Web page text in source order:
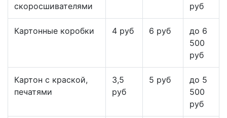
скоросшивателями
руб
Картонные коробки 4 руб 6 руб
до 6
500
руб
Картон с краской,
печатями
3,5
руб
5 руб
до 5
500
руб